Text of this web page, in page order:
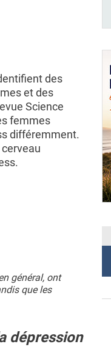
des
et des
Science
femmes
différemment.
général, ont
que les
dépression